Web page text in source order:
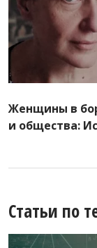
Женщины в
и общества:
Статьи по